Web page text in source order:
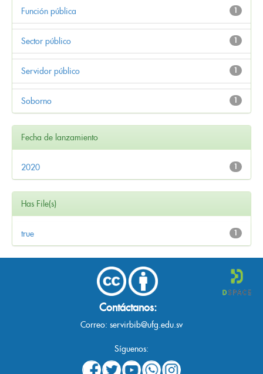
1
Función pública
1
Sector público
1
Servidor público
1
Soborno
Fecha de lanzamiento
1
2020
Has File(s)
1
true
Contáctanos:
Correo: servirbib@ufg.edu.sv
Síguenos: